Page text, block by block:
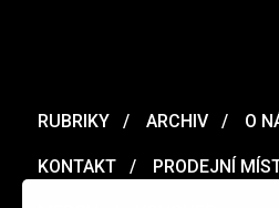
RUBRIKY ARCHIV O
KONTAKT PRODEJNÍ